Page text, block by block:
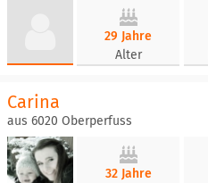
29 Jahre
Alter
Carina
aus 6020 Oberperfuss
32 Jahre